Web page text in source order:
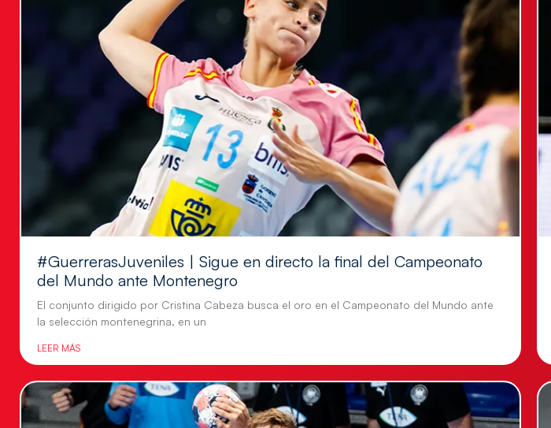
#GuerrerasJuveniles | Sigue en directo la final del Campeonato
del Mundo ante Montenegro
El conjunto dirigido por Cristina Cabeza busca el oro en el Campeonato del Mundo ante
la selección montenegrina, en un
LEER MÁS